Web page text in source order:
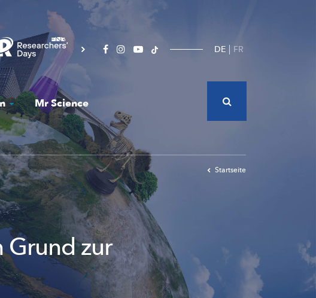
DE FR
Mr Science
Startseite
Grund zur